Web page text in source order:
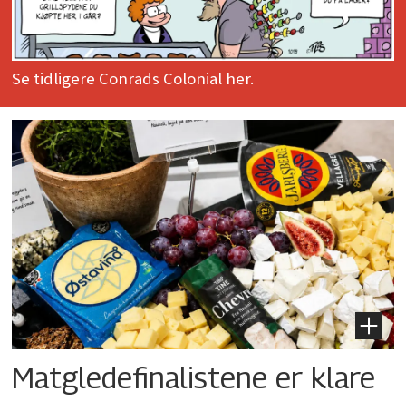
Se tidligere Conrads Colonial her.
Matgledefinalistene er klare